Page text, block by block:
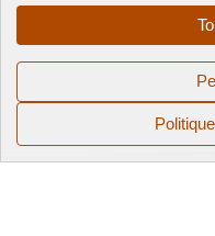
Mentions
légales
Politique de
confidentialité